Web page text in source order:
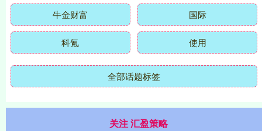
牛金财富 国际
科氪 使用
全部话题标签
关注 汇盈策略